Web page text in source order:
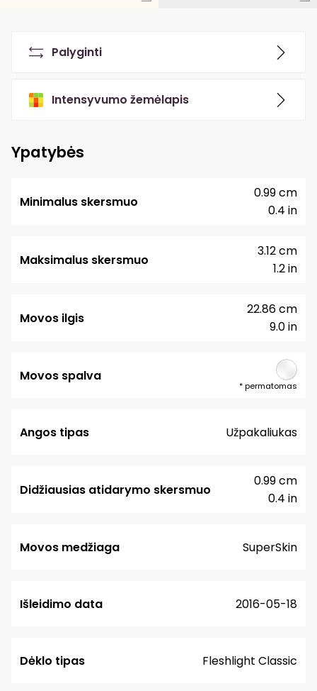
Palyginti
Intensyvumo žemėlapis
Ypatybės
Minimalus skersmuo
0.4 in
0.99 cm
Maksimalus skersmuo
1.2 in
3.12 cm
Movos ilgis
9.0 in
22.86 cm
Movos spalva
*permatomas
Angos tipas Užpakaliukas
Didžiausias atidarymo skersmuo
0.4 in
0.99 cm
Movos medžiaga SuperSkin
Išleidimo data 2016-05-18
Dėklo tipas Fleshlight Classic